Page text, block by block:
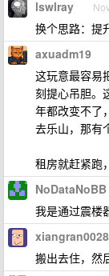
lswlray
换个思路：提
axuadm19
这玩意最容易
刻提心吊胆。
年都改变不了
去乐山，那有
租房就赶紧跑
NoDataNoBB
我是通过震楼
xiangran0028
搬出去住，然